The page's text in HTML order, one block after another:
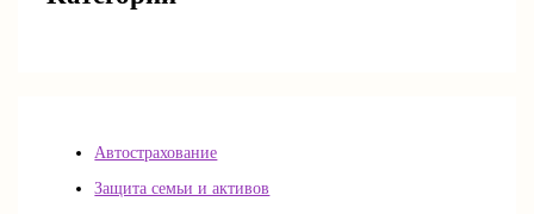
Автострахование
Защита семьи и активов